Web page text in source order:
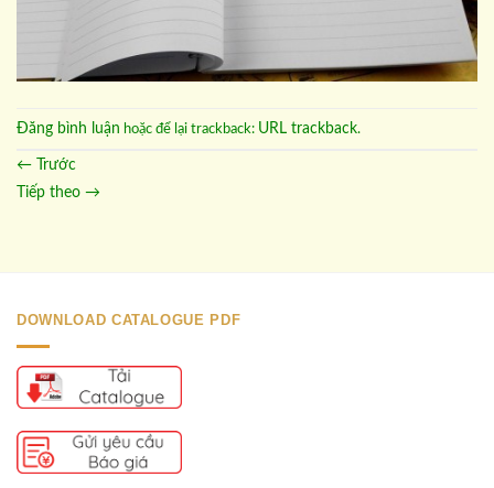
Đăng bình luận hoặc để lại trackback: URL trackback
← Trước
Tiếp theo →
DOWNLOAD CATALOGUE PDF